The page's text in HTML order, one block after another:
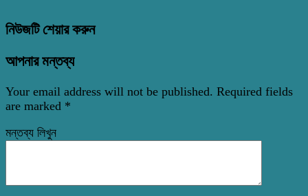
নিউজটি শেয়ার করুন
আপনার মন্তব্য
Your email address will not be published. Required fields
are marked *
মন্তব্য লিখুন